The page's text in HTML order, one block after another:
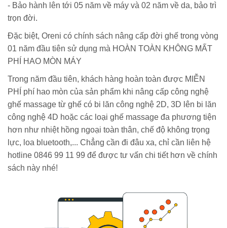
- Bảo hành lên tới 05 năm về máy và 02 năm về da, bảo trì
trọn đời.
Đặc biệt, Oreni có chính sách nâng cấp đời ghế trong vòng
01 năm đầu tiên sử dụng mà HOÀN TOÀN KHÔNG MẤT
PHÍ HAO MÒN MÁY
Trong năm đầu tiên, khách hàng hoàn toàn được MIỄN
PHÍ phí hao mòn của sản phẩm khi nâng cấp công nghệ
ghế massage từ ghế có bi lăn công nghệ 2D, 3D lên bi lăn
công nghệ 4D hoặc các loại ghế massage đa phương tiện
hơn như nhiệt hồng ngoại toàn thân, chế độ không trọng
lực, loa bluetooth,... Chẳng cần đi đâu xa, chỉ cần liên hệ
hotline 0846 99 11 99 để được tư vấn chi tiết hơn về chính
sách này nhé!